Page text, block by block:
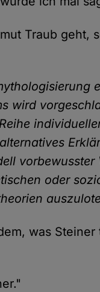
Traub geht,
wird
vorbewusster
oder
was